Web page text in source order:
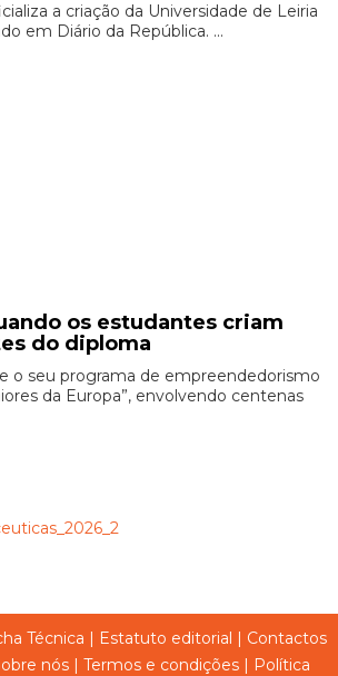
a criação da Universidade de Leiria
em Diário da República. ...
os estudantes criam
do diploma
o seu programa de empreendedorismo
da Europa”, envolvendo centenas
Técnica | Estatuto editorial | Contactos
nós | Termos e condições | Política